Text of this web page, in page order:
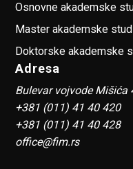
Osnovne akademske
Master akademske
Doktorske akademske
Adresa
Bulevar vojvode Mišića
+381 (011) 41 40 420
+381 (011) 41 40 428
office@fim.rs